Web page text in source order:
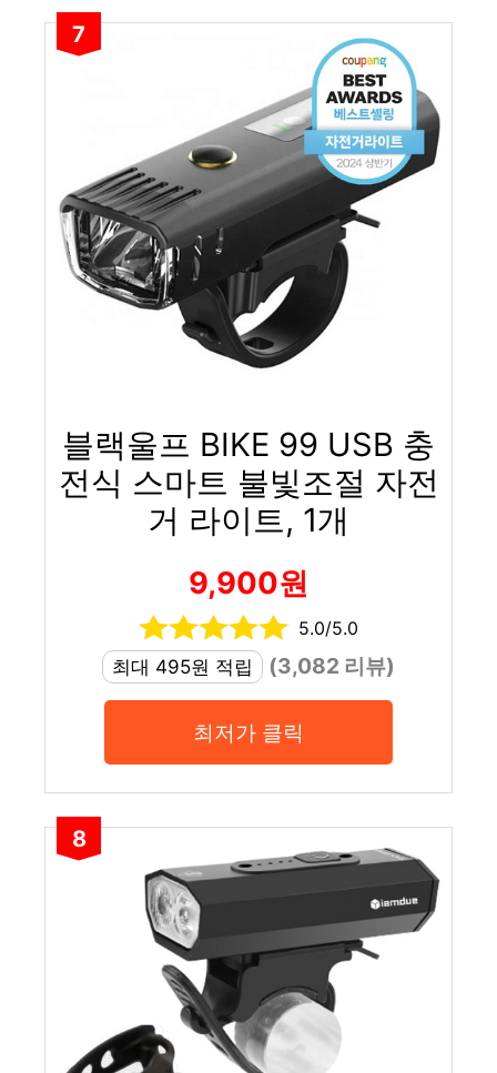
7
블랙울프 BIKE 99 USB 충
전식 스마트 불빛조절 자전
거 라이트, 1개
9,900원
5.0/5.0
최대 495원 적립
(3,082 리뷰)
최저가 클릭
8